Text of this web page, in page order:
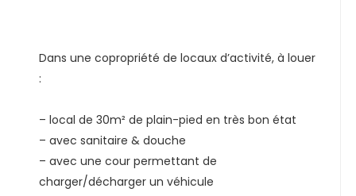
Dans une copropriété de locaux d’activité, à louer
:
– local de 30m² de plain-pied en très bon état
– avec sanitaire & douche
– avec une cour permettant de
charger/décharger un véhicule